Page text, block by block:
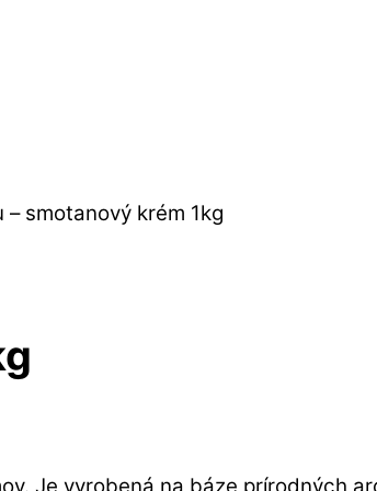
– smotanový krém 1kg
Je vyrobená na báze prírodných